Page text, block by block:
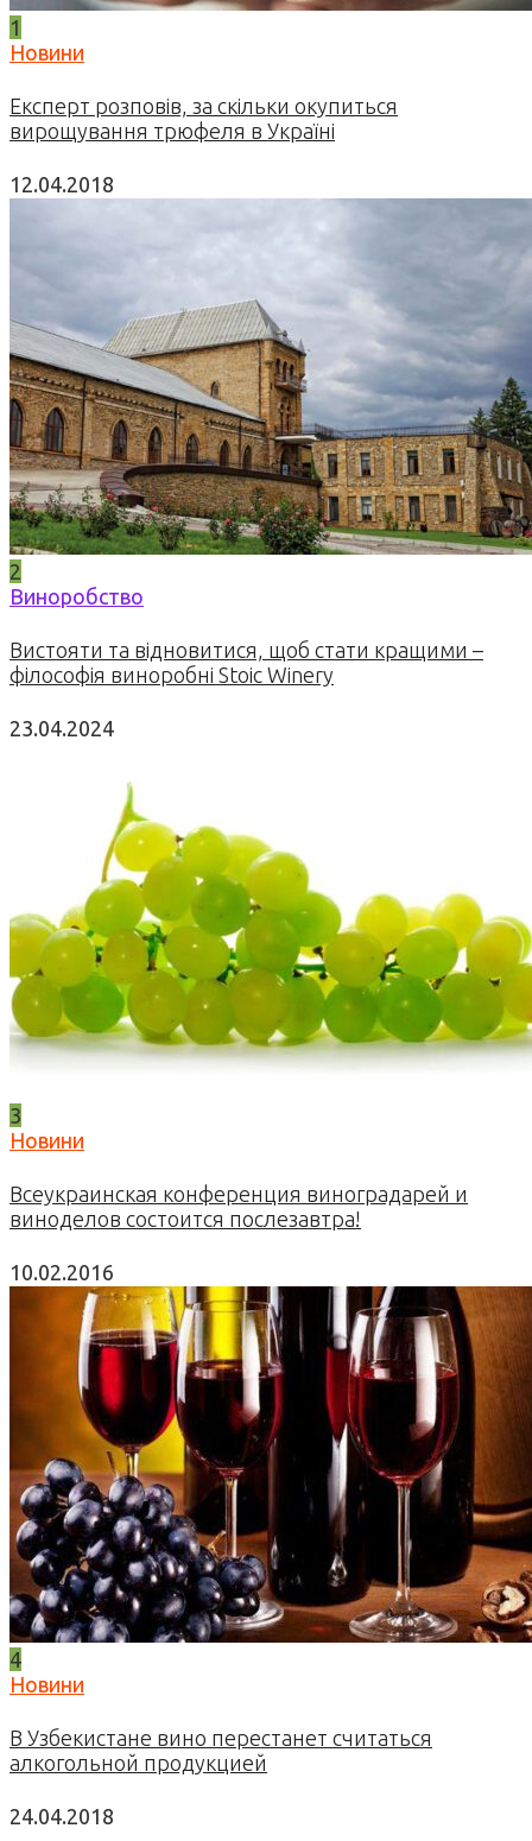
1
Новини
Експерт розповів, за скільки окупиться
вирощування трюфеля в Україні
12.04.2018
2
Виноробство
Вистояти та відновитися, щоб стати кращими –
філософія виноробні Stoic Winery
23.04.2024
3
Новини
Всеукраинская конференция виноградарей и
виноделов состоится послезавтра!
10.02.2016
4
Новини
В Узбекистане вино перестанет считаться
алкогольной продукцией
24.04.2018